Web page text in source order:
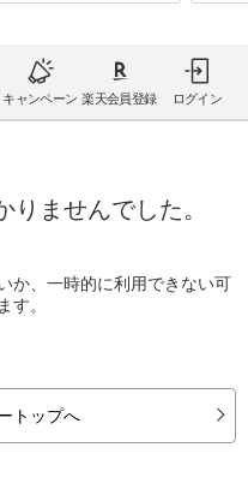
キャンペーン 楽天会員登録 ログイン
りませんでした。
か、一時的に利用できない可
す。
トップへ